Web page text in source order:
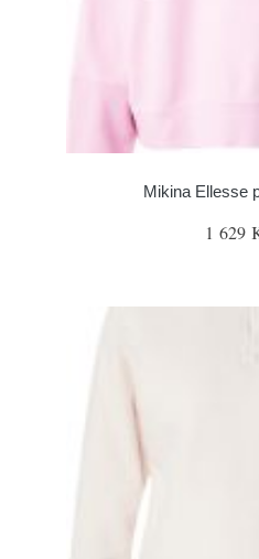
Mikina Ellesse
1 629